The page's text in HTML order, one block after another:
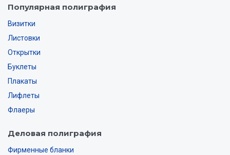
Популярная полиграфия
Визитки
Листовки
Открытки
Буклеты
Плакаты
Лифлеты
Флаеры
Деловая полиграфия
Фирменные бланки